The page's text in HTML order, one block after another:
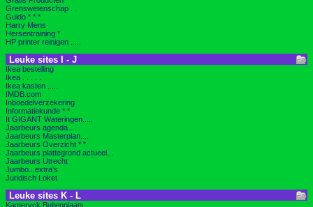
Grenswetenschap . .
Guido * * *
Harry Mens
Hersentraining *
HP printer reinigen .....
Leuke sites I - J
Ikea bestelling
Ikea . . . . .
Ikea kasten .....
IMDB.com
Inboedelverzekering
Informatiekunde * *
It GIGANT Wateringen.....
Jaarbeurs agenda....
Jaarbeurs Masterplan....
Jaarbeurs Overzicht * *
Jaarbeurs plattegrond actueel...
Jaarbeurs Utrecht
Jumbo...extra's
Juridisch Loket
Leuke sites K - L
Kameryck Buitenplaats